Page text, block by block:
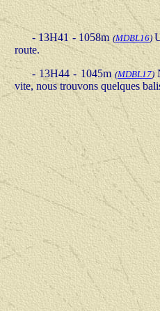
- 13H41 - 1058m(MDBL16)
route.
- 13H44 - 1045m (MDBL17)
vite, nous trouvons quelques